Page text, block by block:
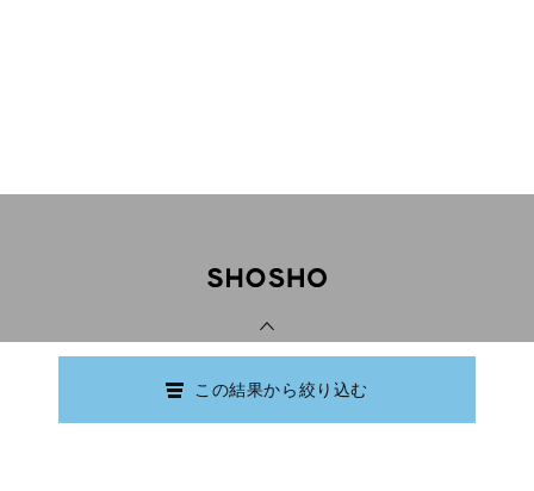
この結果から絞り込む
Copyright © Ishikawa Prefectural Library.